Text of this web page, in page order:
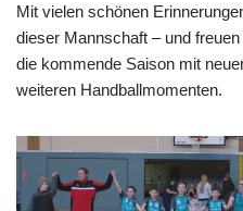
Mit vielen schönen
dieser Mannschaft – und
die kommende Saison mit
weiteren Handballmomenten.